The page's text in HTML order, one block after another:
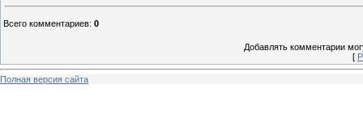
Всего комментариев: 0
Добавлять комментарии
[
Полная версия сайта